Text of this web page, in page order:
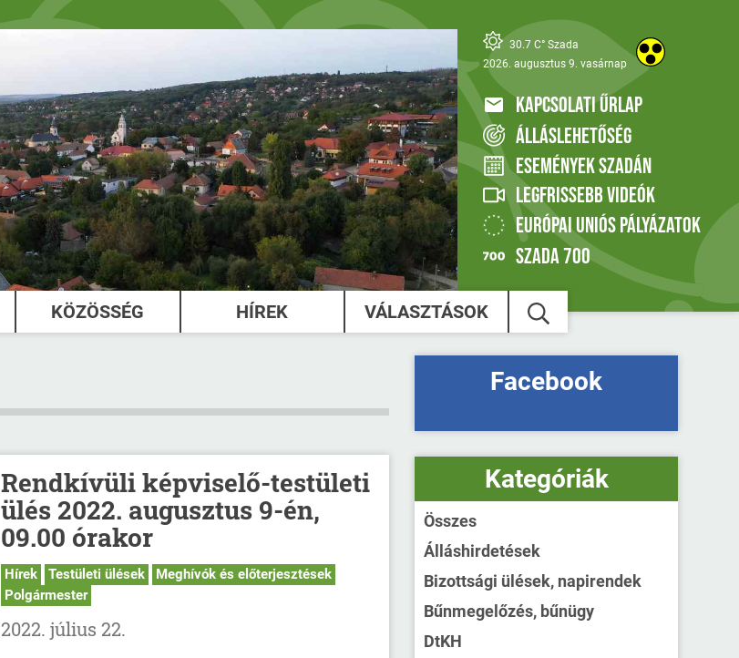
30.7 C° Szada
2026. augusztus 9. vasárnap
KAPCSOLATI ŰRLAP
ÁLLÁSLEHETŐSÉG
ESEMÉNYEK SZADÁN
LEGFRISSEBB VIDEÓK
EURÓPAI UNIÓS PÁLYÁZATOK
SZADA 700
KÖZÖSSÉG HÍREK VÁLASZTÁSOK
Rendkívüli képviselő-testületi
ülés 2022. augusztus 9-én,
09.00 órakor
Hírek Testületi ülések
Meghívók és előterjesztések
Polgármester
2022. július 22.
Facebook
Kategóriák
Összes
Álláshirdetések
Bizottsági ülések, napirendek
Bűnmegelőzés, bűnügy
DtKH